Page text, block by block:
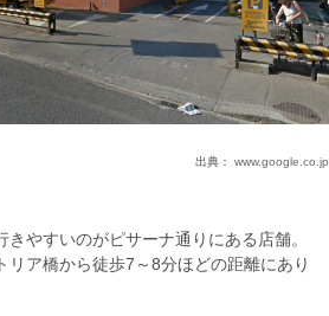
出典： www.google.co.jp
やすいのがピサーナ通りにある店舗。
リア橋から徒歩7～8分ほどの距離にあり